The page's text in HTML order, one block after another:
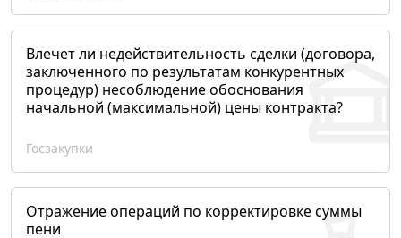
Влечет ли недействительность сделки (договора,
заключенного по результатам конкурентных
процедур) несоблюдение обоснования
начальной (максимальной) цены контракта?
Госзакупки
Отражение операций по корректировке суммы
пени